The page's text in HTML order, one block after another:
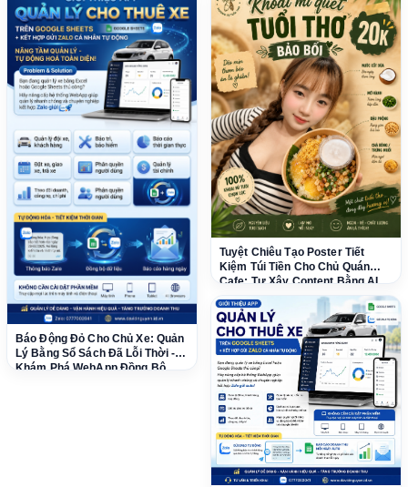
Báo Động Đỏ Cho Chủ Xe: Quản
Lý Bằng Sổ Sách Đã Lỗi Thời -
Khám Phá WebApp Đồng Bộ
Tuyệt Chiêu Tạo Poster Tiết
Kiệm Túi Tiền Cho Chủ Quán
Cafe: Tự Xây Content Bằng AI